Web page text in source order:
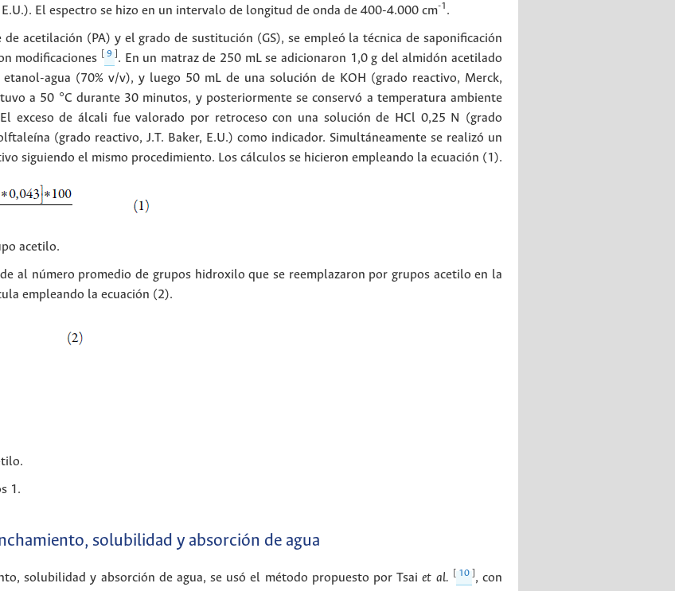
El espectro se hizo en un intervalo de longitud de onda de 400-4.000 cm-1 .
acetilación (PA) y el grado de sustitución (GS), se empleó la técnica de saponificación
modificaciones
9
. En un matraz de 250 mL se adicionaron 1,0 g del almidón acetilado
agua (70% v/v), y luego 50 mL de una solución de KOH (grado reactivo, Merck,
a 50 °C durante 30 minutos, y posteriormente se conservó a temperatura ambiente
exceso de álcali fue valorado por retroceso con una solución de HCl 0,25 N (grado
(grado reactivo, J.T. Baker, E.U.) como indicador. Simultáneamente se realizó un
siguiendo el mismo procedimiento. Los cálculos se hicieron empleando la ecuación (1).
acetilo.
al número promedio de grupos hidroxilo que se reemplazaron por grupos acetilo en la
empleando la ecuación (2).
1.
solubilidad y absorción de agua
solubilidad y absorción de agua, se usó el método propuesto por Tsaiet al. 10 , con